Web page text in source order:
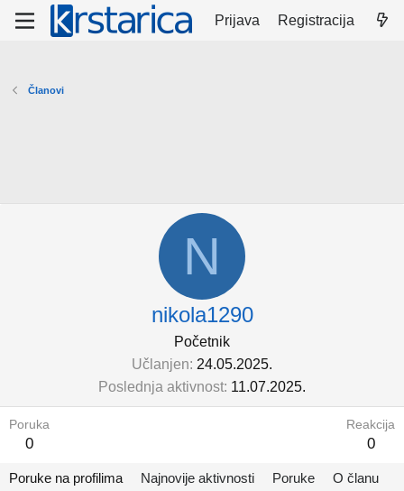
Prijava Registracija
Članovi
N
nikola1290
Početnik
Učlanjen 24.05.2025.
Poslednja aktivnost 11.07.2025.
Poruka
0
Reakcija
0
Poruke na profilima Najnovije aktivnosti Poruke O članu